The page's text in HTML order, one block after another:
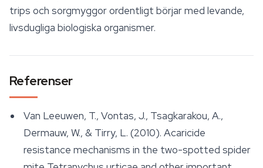
trips och sorgmyggor ordentligt börjar med levande,
livsdugliga biologiska organismer.
Referenser
Van Leeuwen, T., Vontas, J., Tsagkarakou, A.,
Dermauw, W., & Tirry, L. (2010). Acaricide
resistance mechanisms in the two-spotted spider